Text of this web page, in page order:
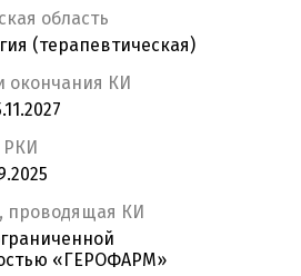
область
(терапевтическая)
окончания КИ
РКИ
проводящая КИ
«ГЕРОФАРМ»